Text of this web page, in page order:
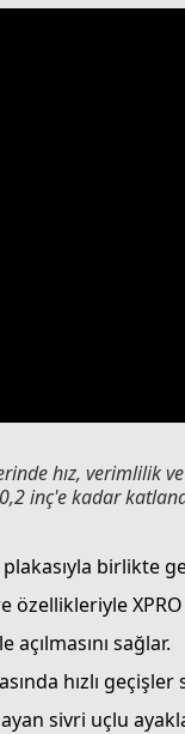
hız, verimlilik
inç'e kadar
birlikte
sağlar.
hızlı geçişler
sivri uçlu